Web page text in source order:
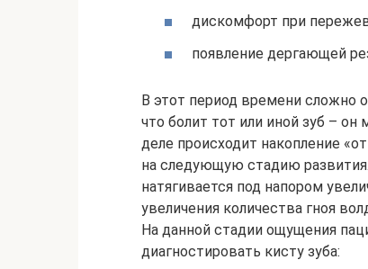
дискомфорт при
появление дергающей
В этот период времени сложно
что болит тот или иной зуб –
деле происходит накопление
на следующую стадию
натягивается под напором
увеличения количества гноя
На данной стадии ощущения
диагностировать кисту зуба: